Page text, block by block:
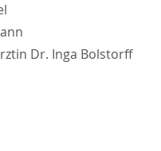
Dr. Inga Bolstorff